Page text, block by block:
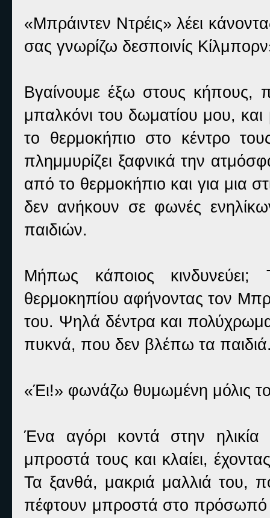
«Μπράιντεν Ντρέις» λέει
σας γνωρίζω δεσποινίς
Βγαίνουμε έξω στους κήπους,
μπαλκόνι του δωματίου μου,
το θερμοκήπιο στο κέντρο
πλημμυρίζει ξαφνικά την
από το θερμοκήπιο και για μια
δεν ανήκουν σε φωνές
παιδιών.
Μήπως κάποιος
θερμοκηπίου αφήνοντας τον
του. Ψηλά δέντρα και
πυκνά, που δεν βλέπω τα
«Έι!» φωνάζω θυμωμένη μόλις
Ένα αγόρι κοντά στην ηλικία
μπροστά τους και κλαίει,
Τα ξανθά, μακριά μαλλιά του,
πέφτουν μπροστά στο πρόσωπό